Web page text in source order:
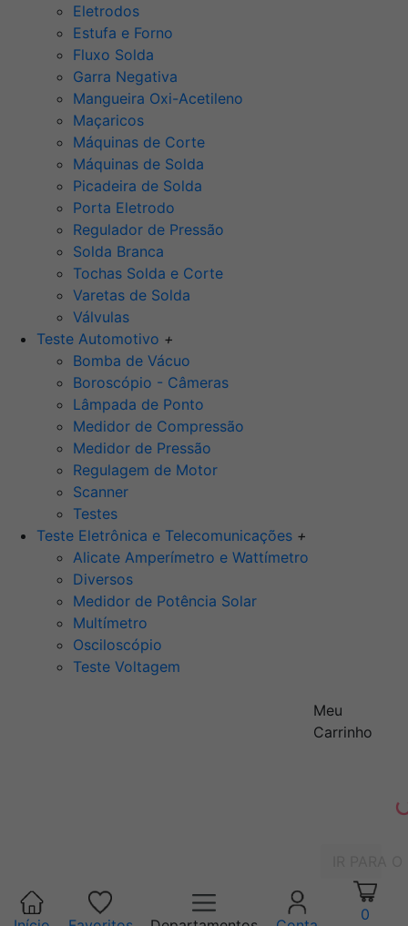
Eletrodos
Estufa e Forno
Fluxo Solda
Garra Negativa
Mangueira Oxi-Acetileno
Maçaricos
Máquinas de Corte
Máquinas de Solda
Picadeira de Solda
Porta Eletrodo
Regulador de Pressão
Solda Branca
Tochas Solda e Corte
Varetas de Solda
Válvulas
Teste Automotivo +
Bomba de Vácuo
Boroscópio - Câmeras
Lâmpada de Ponto
Medidor de Compressão
Medidor de Pressão
Regulagem de Motor
Scanner
Testes
Teste Eletrônica e Telecomunicações +
Alicate Amperímetro e Wattímetro
Diversos
Medidor de Potência Solar
Multímetro
Osciloscópio
Teste Voltagem
Meu
Carrinho
0